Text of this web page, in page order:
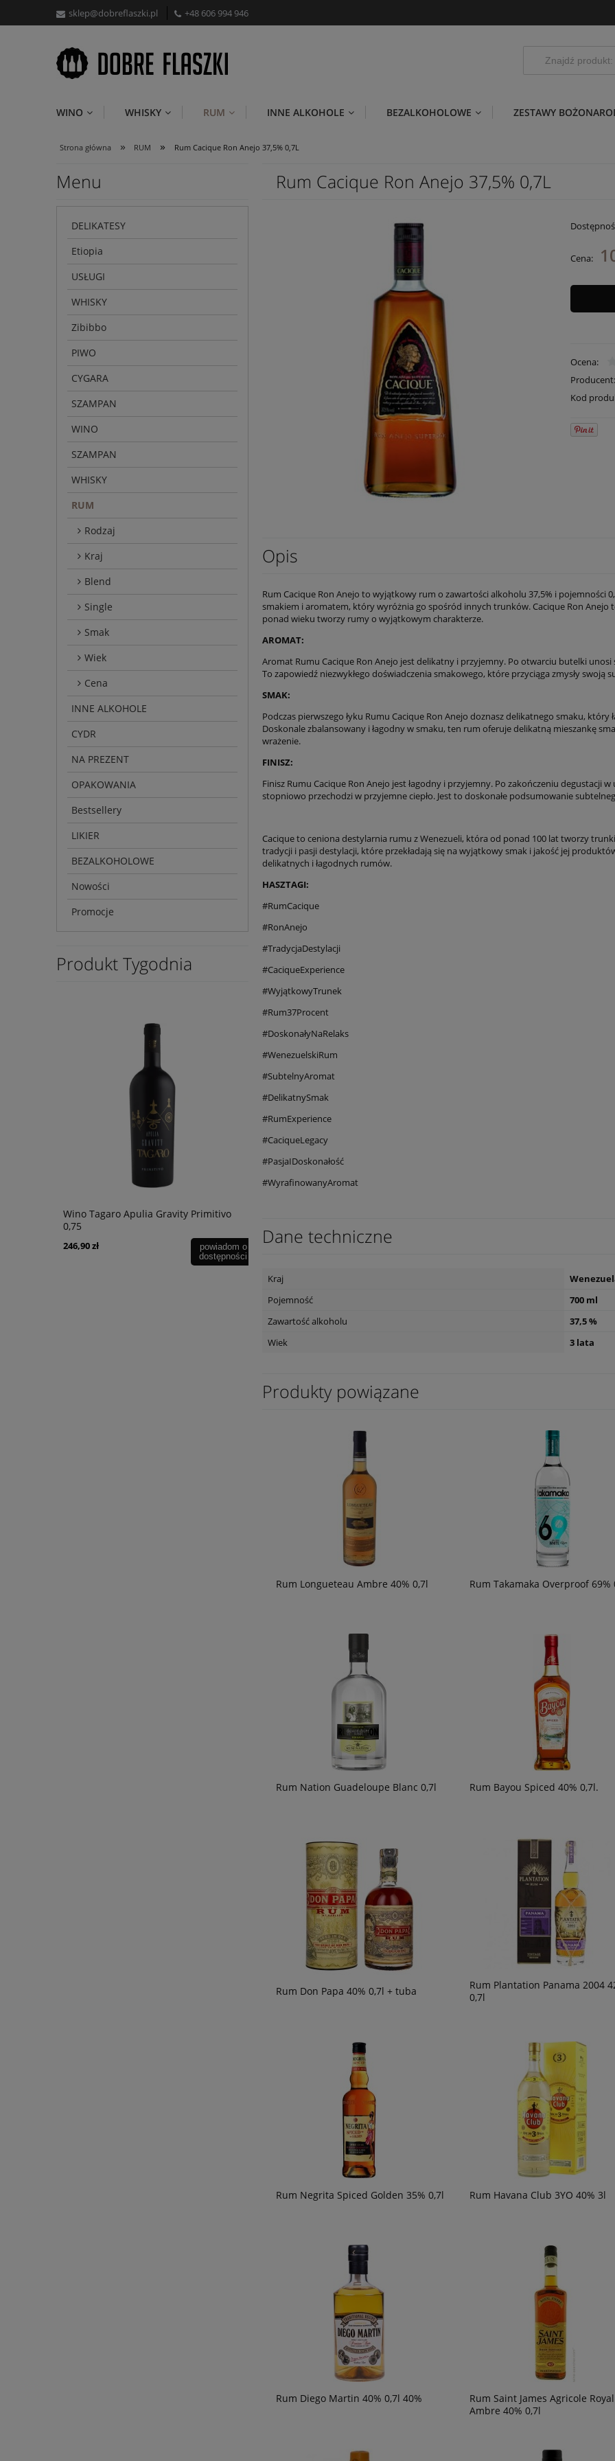
sklep@dobreflaszki.pl +48 606 994 946
WINO WHISKY RUM INNE ALKOHOLE BEZALKOHOLOWE ZESTAWY
Strona główna » RUM » Rum Cacique Ron Anejo 37,5% 0,7L
Menu
DELIKATESY
Etiopia
USŁUGI
WHISKY
Zibibbo
PIWO
CYGARA
SZAMPAN
WINO
SZAMPAN
WHISKY
RUM
Rodzaj
Kraj
Blend
Single
Smak
Wiek
Cena
INNE ALKOHOLE
CYDR
NA PREZENT
OPAKOWANIA
Bestsellery
LIKIER
BEZALKOHOLOWE
Nowości
Promocje
Produkt Tygodnia
Wino Tagaro Apulia Gravity Primitivo
0,75
246,90 zł
powiadom o
dostępności
120,00 zł
Rum Cacique Ron Anejo 37,5% 0,7L
Cena:
Ocena:
Producent:
Kod
Opis
Rum Cacique Ron Anejo to wyjątkowy rum o zawartości alkoholu 37,5% i pojemności
smakiem i aromatem, który wyróżnia go spośród innych trunków. Cacique Ron Anejo
ponad wieku tworzy rumy o wyjątkowym charakterze.
AROMAT:
Aromat Rumu Cacique Ron Anejo jest delikatny i przyjemny. Po otwarciu butelki
To zapowiedź niezwykłego doświadczenia smakowego, które przyciąga zmysły
SMAK:
Podczas pierwszego łyku Rumu Cacique Ron Anejo doznasz delikatnego smaku,
Doskonale zbalansowany i łagodny w smaku, ten rum oferuje delikatną mieszankę
wrażenie.
FINISZ:
Finisz Rumu Cacique Ron Anejo jest łagodny i przyjemny. Po zakończeniu degustacji
stopniowo przechodzi w przyjemne ciepło. Jest to doskonałe podsumowanie
Cacique to ceniona destylarnia rumu z Wenezueli, która od ponad 100 lat tworzy
tradycji i pasji destylacji, które przekładają się na wyjątkowy smak i jakość jej
delikatnych i łagodnych rumów.
HASZTAGI:
#RumCacique
#RonAnejo
#TradycjaDestylacji
#CaciqueExperience
#WyjątkowyTrunek
#Rum37Procent
#DoskonałyNaRelaks
#WenezuelskiRum
#SubtelnyAromat
#DelikatnySmak
#RumExperience
#CaciqueLegacy
#PasjaIDoskonałość
#WyrafinowanyAromat
Dane techniczne
Kraj
Pojemność
700 ml
Zawartość alkoholu
37,5 %
Wiek
3 lata
Produkty powiązane
Rum Longueteau Ambre 40% 0,7l Rum Takamaka Overproof 69%
Rum Nation Guadeloupe Blanc 0,7l Rum Bayou Spiced 40% 0,7l.
Rum Don Papa 40% 0,7l + tuba
Rum Plantation Panama 2004
0,7l
Rum Negrita Spiced Golden 35% 0,7l Rum Havana Club 3YO 40% 3l
Rum Diego Martin 40% 0,7l 40%
Rum Saint James Agricole Royal
Ambre 40% 0,7l